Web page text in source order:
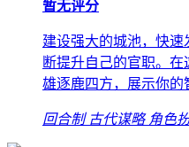
暂无评分
建设强大的城池，快
断提升自己的官职。
雄逐鹿四方，展示你的
回合制 古代谋略 角色